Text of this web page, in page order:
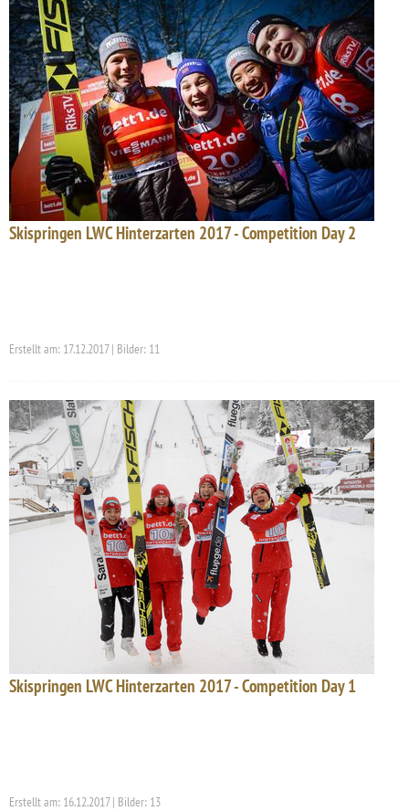
Skispringen LWC Hinterzarten 2017 - Competition Day 2
Erstellt am: 17.12.2017 | Bilder: 11
Skispringen LWC Hinterzarten 2017 - Competition Day 1
Erstellt am: 16.12.2017 | Bilder: 13